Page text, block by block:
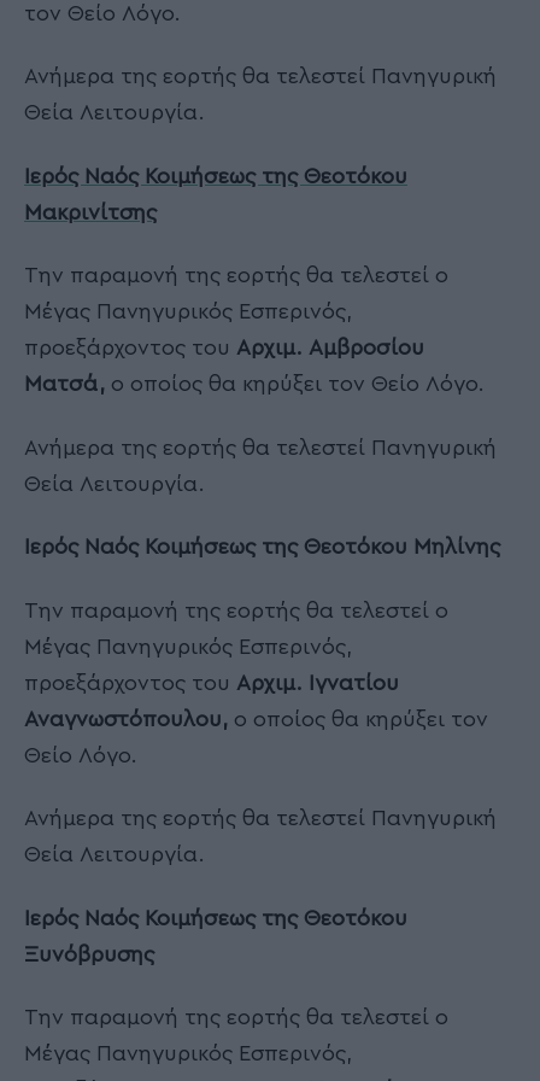
τον Θείο Λόγο.
Ανήμερα της εορτής θα τελεστεί Πανηγυρική
Θεία Λειτουργία.
Ιερός Ναός Κοιμήσεως της Θεοτόκου
Μακρινίτσης
Την παραμονή της εορτής θα τελεστεί ο
Μέγας Πανηγυρικός Εσπερινός,
προεξάρχοντος του Αρχιμ. Αμβροσίου
Ματσά, ο οποίος θα κηρύξει τον Θείο Λόγο.
Ανήμερα της εορτής θα τελεστεί Πανηγυρική
Θεία Λειτουργία.
Ιερός Ναός Κοιμήσεως της Θεοτόκου Μηλίνης
Την παραμονή της εορτής θα τελεστεί ο
Μέγας Πανηγυρικός Εσπερινός,
προεξάρχοντος του Αρχιμ. Ιγνατίου
Αναγνωστόπουλου, ο οποίος θα κηρύξει τον
Θείο Λόγο.
Ανήμερα της εορτής θα τελεστεί Πανηγυρική
Θεία Λειτουργία.
Ιερός Ναός Κοιμήσεως της Θεοτόκου
Ξυνόβρυσης
Την παραμονή της εορτής θα τελεστεί ο
Μέγας Πανηγυρικός Εσπερινός,